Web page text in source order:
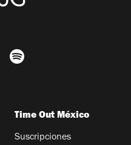
Time Out México
Suscripciones